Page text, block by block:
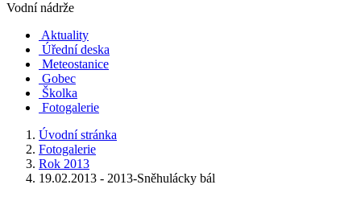
Vodní nádrže
Aktuality
Úřední deska
Meteostanice
Gobec
Školka
Fotogalerie
Úvodní stránka
Fotogalerie
Rok 2013
19.02.2013 - 2013-Sněhulácky bál